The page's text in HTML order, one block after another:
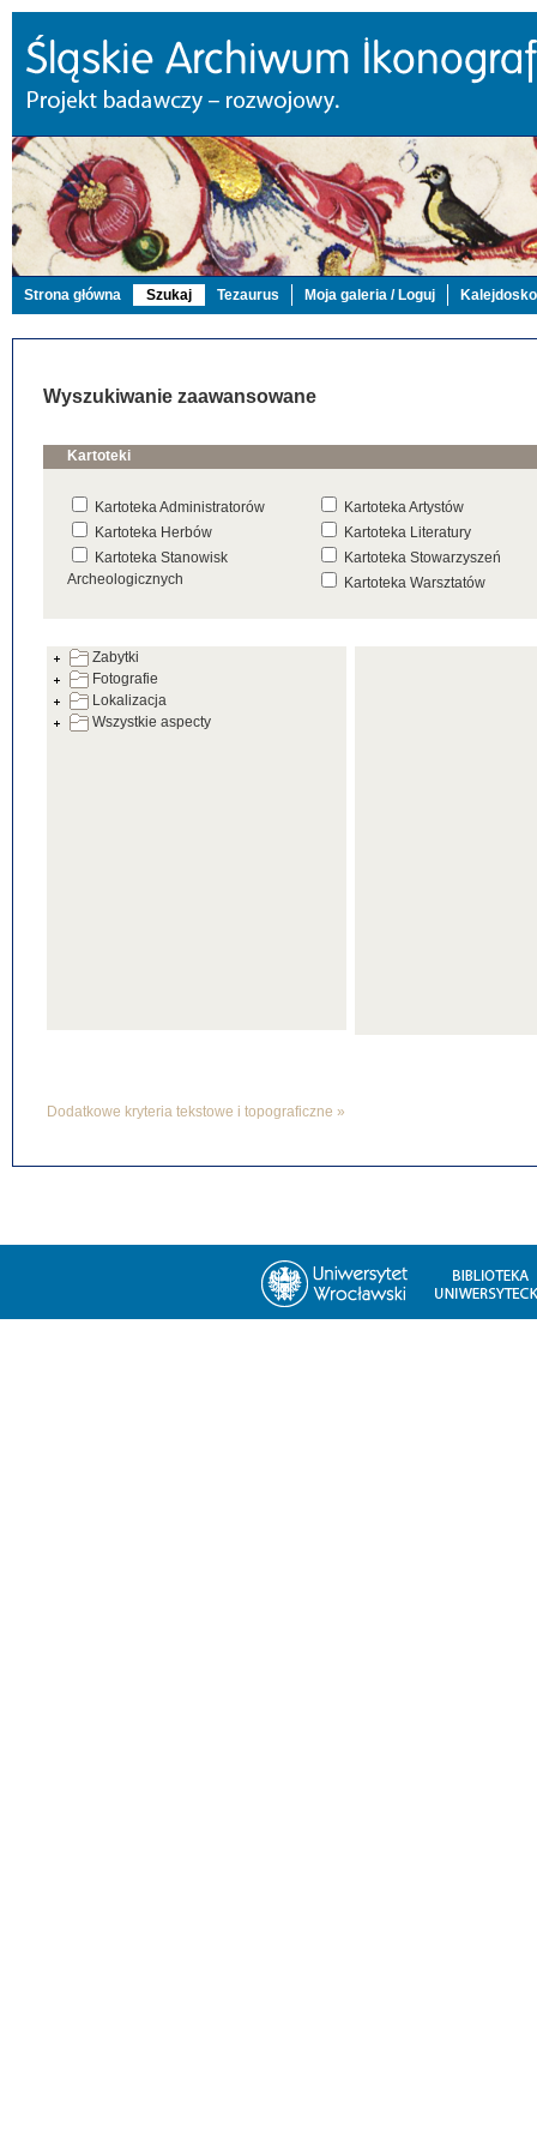
Strona główna Szukaj Tezaurus Moja galeria / Loguj
Wyszukiwanie zaawansowane
Kartoteki
Kartoteka Administratorów
Kartoteka Artystów
Kartoteka Herbów
Kartoteka Literatury
Kartoteka Stanowisk
Archeologicznych
Kartoteka Stowarzyszeń
Kartoteka Warsztatów
Zabytki
Fotografie
Lokalizacja
Wszystkie aspecty
Dodatkowe kryteria tekstowe i topograficzne »